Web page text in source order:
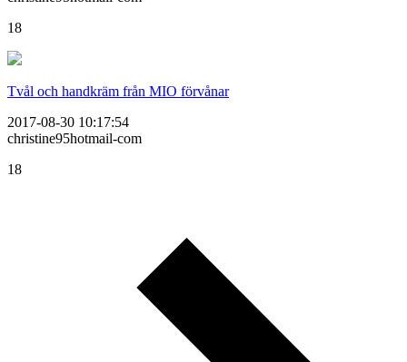
18
Tvål och handkräm från MIO förvånar
2017-08-30 10:17:54
christine95hotmail-com
18